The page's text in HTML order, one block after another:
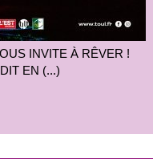
INVITE À RÊVER !
EN (...)